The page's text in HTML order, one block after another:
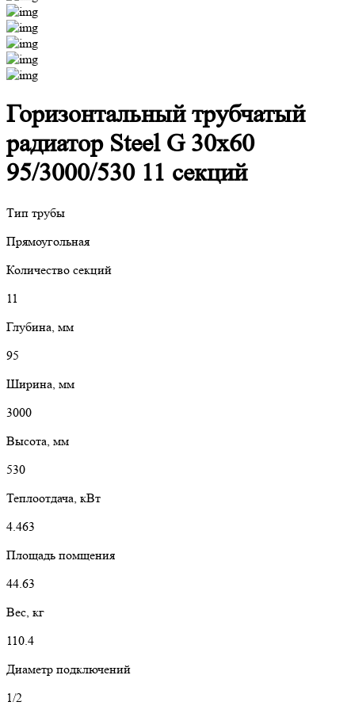
Горизонтальный трубчатый
радиатор Steel G 30х60
95/3000/530 11 секций
Тип трубы
Прямоугольная
Количество секций
11
Глубина, мм
95
Ширина, мм
3000
Высота, мм
530
Теплоотдача, кВт
4.463
Площадь помщения
44.63
Вес, кг
110.4
Диаметр подключений
1/2